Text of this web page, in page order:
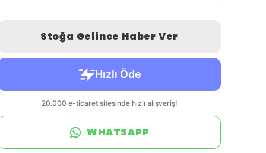
Stoğa Gelince Haber Ver
WHATSAPP